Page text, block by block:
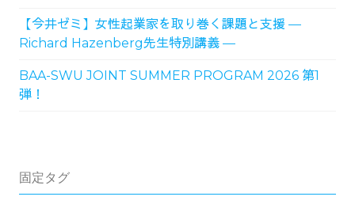
【今井ゼミ】女性起業家を取り巻く課題と支援 ―
Richard Hazenberg先生特別講義 ―
BAA-SWU JOINT SUMMER PROGRAM 2026 第1
弾！
固定タグ